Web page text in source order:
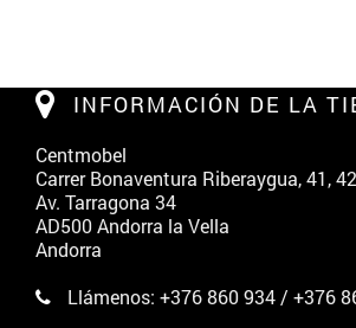
INFORMACIÓN DE LA
Centmobel
Carrer Bonaventura Riberaygua, 41,
Av. Tarragona 34
AD500 Andorra la Vella
Andorra
Llámenos: +376 860 934 / +376